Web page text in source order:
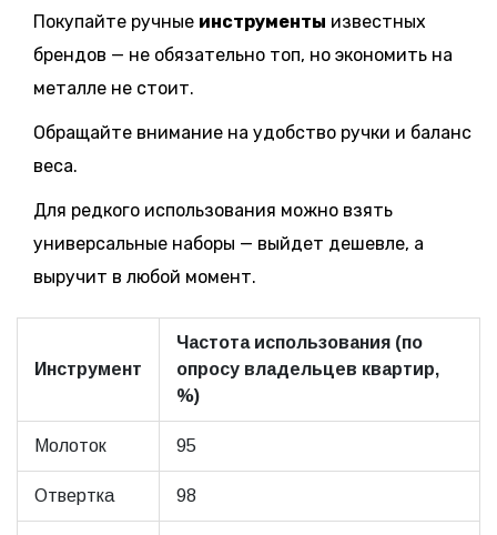
Покупайте ручные инструменты известных
брендов — не обязательно топ, но экономить на
металле не стоит.
Обращайте внимание на удобство ручки и баланс
веса.
Для редкого использования можно взять
универсальные наборы — выйдет дешевле, а
выручит в любой момент.
Инструмент
Частота использования (по
опросу владельцев квартир,
%)
Молоток 95
Отвертка 98